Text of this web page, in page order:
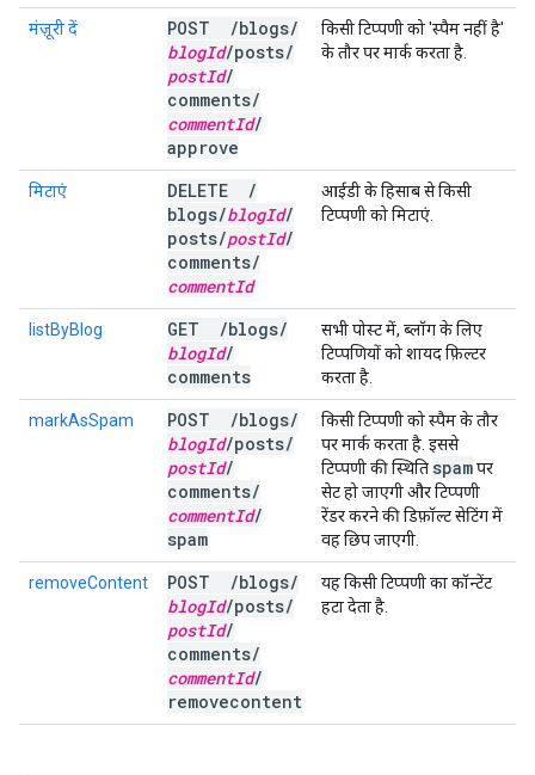
मंज़ूरी दें POST /blogs/
blogId/posts/
postId/
comments/
commentId/
approve
किसी टिप्पणी को 'स्पैम नहीं है'
के तौर पर मार्क करता है.
मिटाएं DELETE
/
blogs/blogId/
posts/postId/
comments/
commentId
आईडी के हिसाब से किसी
टिप्पणी को मिटाएं.
listByBlog GET /blogs/
blogId/
comments
सभी पोस्ट में, ब्लॉग के लिए
टिप्पणियों को शायद फ़िल्टर
करता है.
markAsSpam POST /blogs/
blogId/posts/
postId/
comments/
commentId/
spam
किसी टिप्पणी को स्पैम के तौर
पर मार्क करता है. इससे
टिप्पणी की स्थिति spamपर
सेट हो जाएगी और टिप्पणी
रेंडर करने की डिफ़ॉल्ट सेटिंग में
वह छिप जाएगी.
removeContent POST /blogs/
blogId/posts/
postId/
comments/
commentId/
removecontent
यह किसी टिप्पणी का कॉन्टेंट
हटा देता है.